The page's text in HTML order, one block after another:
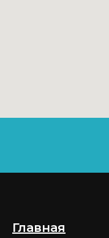
Главная